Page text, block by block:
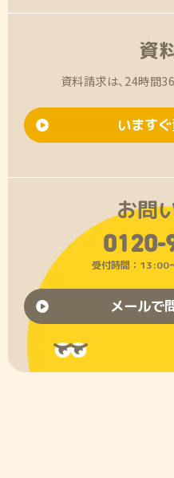
資
資料請求は、24時間
います
お問
0120-
受付時間：13:00
メールで